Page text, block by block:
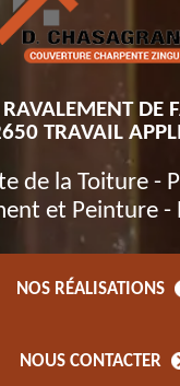
RAVALEMENT DE
TRAVAIL
de la Toiture -
et Peinture -
NOS RÉALISATIONS
NOUS CONTACTER